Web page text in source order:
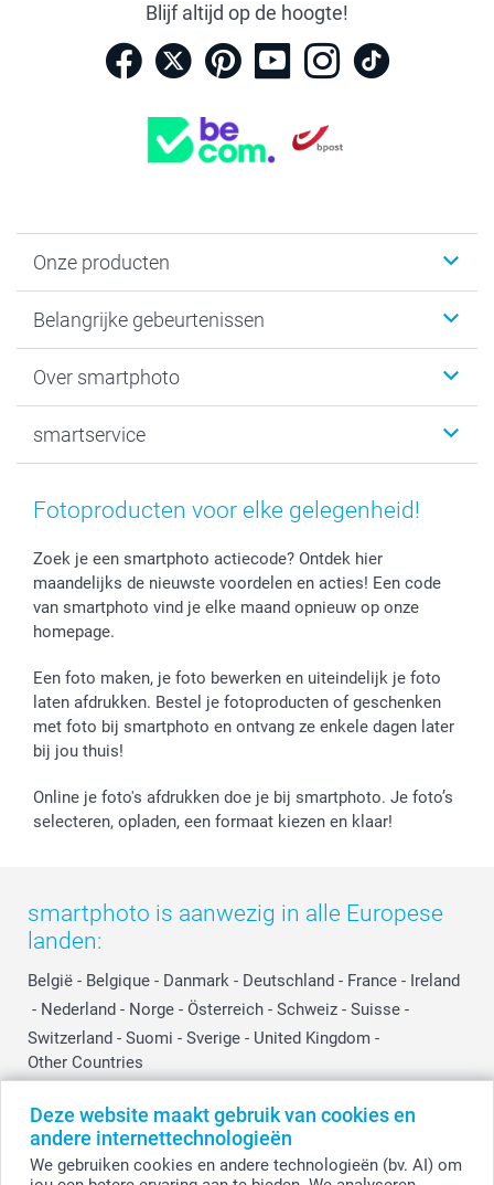
Deze website maakt gebruik van cookies en
andere internettechnologieën
We gebruiken cookies en andere technologieën (bv. AI) om
Blijf altijd op de hoogte!
Onze producten
Fotogeschenken
Fotoprints, Fotoposter & Fotoalbum met fotoprints
MyNameBook
Stickers en Etiketten
Fotokalenders & Fotoagenda's
Belangrijke gebeurtenissen
Baby
Communie- en Lentefeest
Geschenken voor hem
Moederdag
Vaderdag
Verjaardag
Geboorte
Over smartphoto
Duurzaamheid
Voorwaarden
Klachtenregeling
Wettelijke garantie
Privacybeleid
Cookiebeleid
Prijslijst
Jobs & Stages
Investor Relations
smartservice
smartgarantie
Betalingsmogelijkheden
Grote bestellingen
Levering
Mijn orderstatus
smartfriends
Fotoproducten voor elke gelegenheid!
Zoek je een smartphoto actiecode? Ontdek hier
maandelijks de nieuwste voordelen en acties! Een code
van smartphoto vind je elke maand opnieuw op onze
homepage.
Een foto maken, je foto bewerken en uiteindelijk je foto
laten afdrukken. Bestel je fotoproducten of geschenken
met foto bij smartphoto en ontvang ze enkele dagen later
bij jou thuis!
Online je foto's afdrukken doe je bij smartphoto. Je foto’s
selecteren, opladen, een formaat kiezen en klaar!
smartphoto is aanwezig in alle Europese
landen:
België - Belgique - Danmark - Deutschland - France - Ireland
- Nederland - Norge - Österreich - Schweiz - Suisse -
Switzerland - Suomi - Sverige - United Kingdom -
Other Countries
Alle prijzen zijn in EURO (€) inclusief BTW en exclusief verzendkosten.